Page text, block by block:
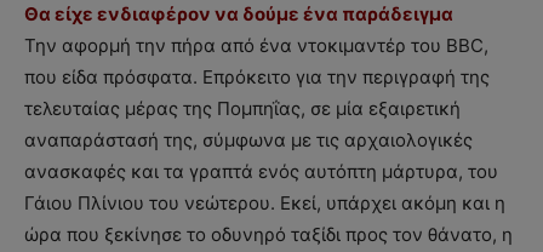
Θα είχε ενδιαφέρον να δούμε ένα παράδειγμα
Την αφορμή την πήρα από ένα ντοκιμαντέρ του BBC,
που είδα πρόσφατα. Επρόκειτο για την περιγραφή της
τελευταίας μέρας της Πομπηΐας, σε μία εξαιρετική
αναπαράστασή της, σύμφωνα με τις αρχαιολογικές
ανασκαφές και τα γραπτά ενός αυτόπτη μάρτυρα, του
Γάιου Πλίνιου του νεώτερου. Εκεί, υπάρχει ακόμη και η
ώρα που ξεκίνησε το οδυνηρό ταξίδι προς τον θάνατο, η